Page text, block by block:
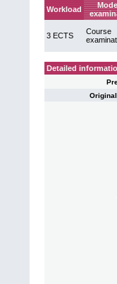
Workload
3 ECTS
Course
Detailed